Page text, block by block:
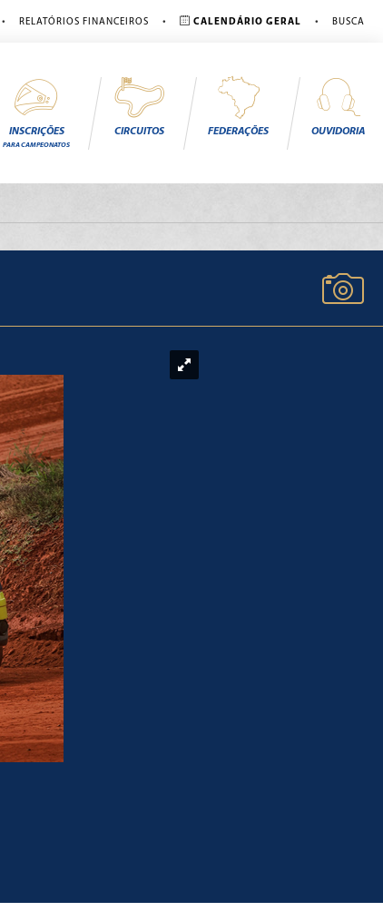
• RELATÓRIOS FINANCEIROS • CALENDÁRIO GERAL • BUSCA
INSCRIÇÕES
PARA CAMPEONATOS
CIRCUITOS FEDERAÇÕES OUVIDORIA